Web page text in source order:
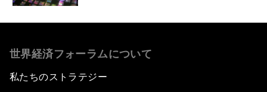
世界経済フォーラムについて
私たちのストラテジー